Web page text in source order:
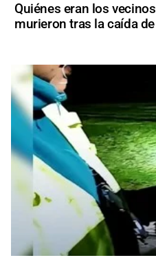
Quiénes eran los
murieron tras la caída